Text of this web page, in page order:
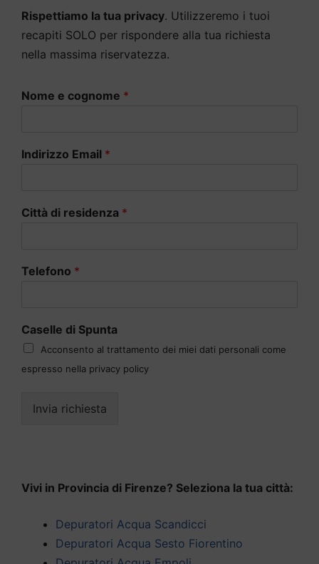
Rispettiamo la tua privacy. Utilizzeremo i tuoi
recapiti SOLO per rispondere alla tua richiesta
nella massima riservatezza.
Nome e cognome *
Indirizzo Email *
Città di residenza *
Telefono *
Caselle di Spunta
Acconsento al trattamento dei miei dati personali come
espresso nella privacy policy
Invia richiesta
Vivi in Provincia di Firenze? Seleziona la tua città:
Depuratori Acqua Scandicci
Depuratori Acqua Sesto Fiorentino